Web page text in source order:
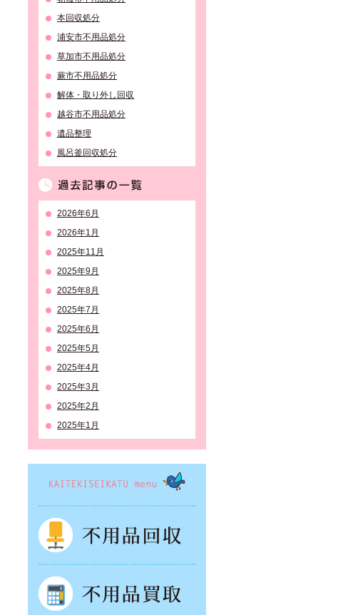
本回収処分
浦安市不用品処分
草加市不用品処分
蕨市不用品処分
解体・取り外し回収
越谷市不用品処分
遺品整理
風呂釜回収処分
2026年6月
2026年1月
2025年11月
2025年9月
2025年8月
2025年7月
2025年6月
2025年5月
2025年4月
2025年3月
2025年2月
2025年1月